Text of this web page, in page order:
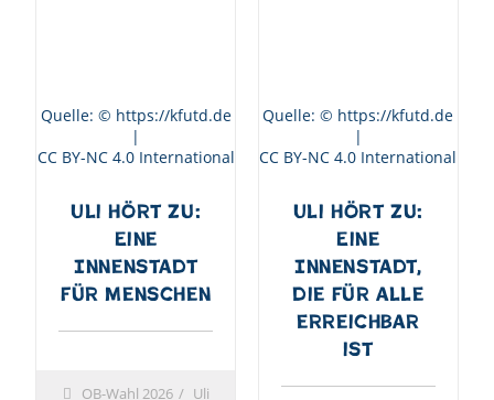
Quelle: © https://kfutd.de
|
CC BY-NC 4.0 International
Uli hört zu:
Eine
Innenstadt
für Menschen
OB-Wahl 2026
Uli
Quelle: © https://kfutd.de
|
CC BY-NC 4.0 International
Uli hört zu:
Eine
Innenstadt,
die für alle
erreichbar
ist